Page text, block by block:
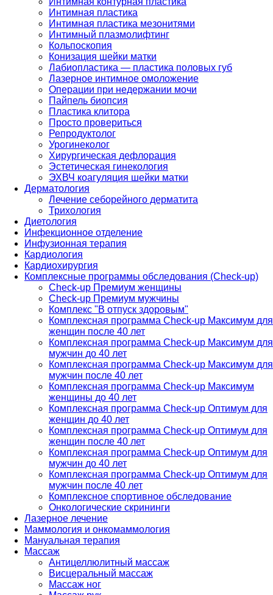
Интимная пластика
Интимная пластика мезонитями
Интимный плазмолифтинг
Кольпоскопия
Конизация шейки матки
Лабиопластика — пластика половых губ
Лазерное интимное омоложение
Операции при недержании мочи
Пайпель биопсия
Пластика клитора
Просто провериться
Репродуктолог
Урогинеколог
Хирургическая дефлорация
Эстетическая гинекология
ЭХВЧ коагуляция шейки матки
Дерматология
Лечение себорейного дерматита
Трихология
Диетология
Инфекционное отделение
Инфузионная терапия
Кардиология
Кардиохирургия
Комплексные программы обследования (Check-up)
Check-up Премиум женщины
Check-up Премиум мужчины
Комплекс "В отпуск здоровым"
Комплексная программа Check-up Максимум для
женщин после 40 лет
Комплексная программа Check-up Максимум для
мужчин до 40 лет
Комплексная программа Check-up Максимум для
мужчин после 40 лет
Комплексная программа Check-up Максимум
женщины до 40 лет
Комплексная программа Check-up Оптимум для
женщин до 40 лет
Комплексная программа Check-up Оптимум для
женщин после 40 лет
Комплексная программа Check-up Оптимум для
мужчин до 40 лет
Комплексная программа Check-up Оптимум для
мужчин после 40 лет
Комплексное спортивное обследование
Онкологические скрининги
Лазерное лечение
Маммология и онкомаммология
Мануальная терапия
Массаж
Антицеллюлитный массаж
Висцеральный массаж
Массаж ног